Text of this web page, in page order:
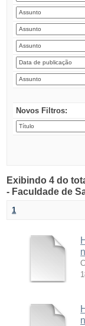
Novos Filtros:
Exibindo 4 do
- Faculdade de
1